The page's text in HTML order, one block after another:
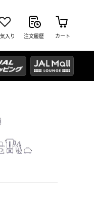
入り 注文履歴 カート